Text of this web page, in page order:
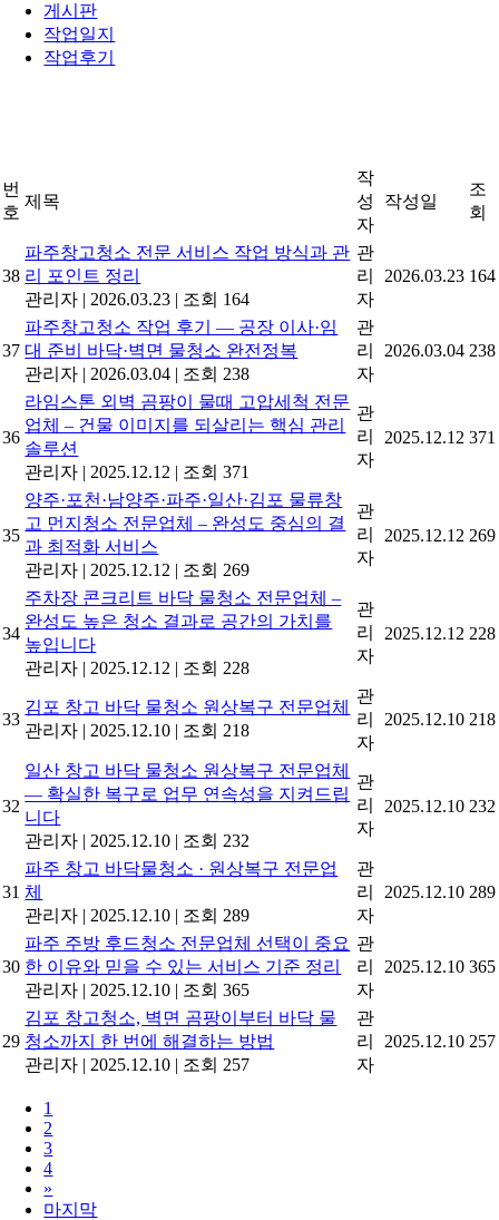
게시판
작업일지
작업후기
번
호
제목
작
성
자
작성일
조
회
38
파주창고청소 전문 서비스 작업 방식과 관
리 포인트 정리
관리자 | 2026.03.23 | 조회 164
관
리
자
2026.03.23 164
37
파주창고청소 작업 후기 — 공장 이사·임
대 준비 바닥·벽면 물청소 완전정복
관리자 | 2026.03.04 | 조회 238
관
리
자
2026.03.04 238
36
라임스톤 외벽 곰팡이 물때 고압세척 전문
업체 – 건물 이미지를 되살리는 핵심 관리
솔루션
관리자 | 2025.12.12 | 조회 371
관
리
자
2025.12.12 371
35
양주·포천·남양주·파주·일산·김포 물류창
고 먼지청소 전문업체 – 완성도 중심의 결
과 최적화 서비스
관리자 | 2025.12.12 | 조회 269
관
리
자
2025.12.12 269
34
주차장 콘크리트 바닥 물청소 전문업체 –
완성도 높은 청소 결과로 공간의 가치를
높입니다
관리자 | 2025.12.12 | 조회 228
관
리
자
2025.12.12 228
33
김포 창고 바닥 물청소 원상복구 전문업체
관리자 | 2025.12.10 | 조회 218
관
리
자
2025.12.10 218
32
일산 창고 바닥 물청소 원상복구 전문업체
— 확실한 복구로 업무 연속성을 지켜드립
니다
관리자 | 2025.12.10 | 조회 232
관
리
자
2025.12.10 232
31
파주 창고 바닥물청소 · 원상복구 전문업
체
관리자 | 2025.12.10 | 조회 289
관
리
자
2025.12.10 289
30
파주 주방 후드청소 전문업체 선택이 중요
한 이유와 믿을 수 있는 서비스 기준 정리
관리자 | 2025.12.10 | 조회 365
관
리
자
2025.12.10 365
29
김포 창고청소, 벽면 곰팡이부터 바닥 물
청소까지 한 번에 해결하는 방법
관리자 | 2025.12.10 | 조회 257
관
리
자
2025.12.10 257
1
2
3
4
»
마지막